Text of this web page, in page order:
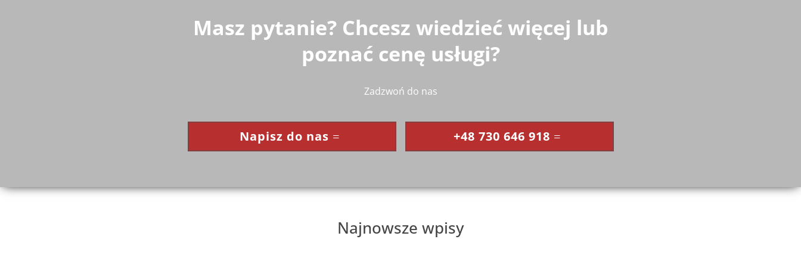
Masz pytanie? Chcesz wiedzieć więcej lub
poznać cenę usługi?
Zadzwoń do nas
Napisz do nas +48 730 646 918
Najnowsze wpisy